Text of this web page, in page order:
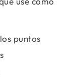
puntos